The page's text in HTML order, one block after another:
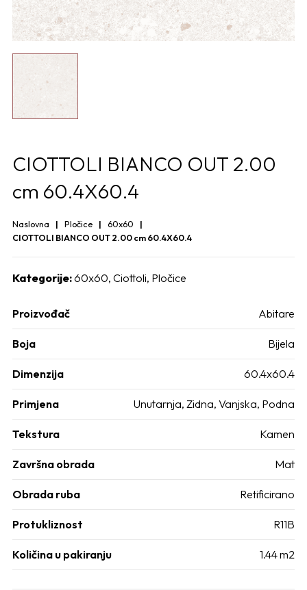
CIOTTOLI BIANCO OUT 2.00
cm 60.4X60.4
Naslovna Pločice
60x60
CIOTTOLI BIANCO OUT 2.00 cm 60.4X60.4
Kategorije:60x60, Ciottoli, Pločice
Proizvođač Abitare
Boja Bijela
Dimenzija 60.4x60.4
Primjena Unutarnja, Zidna, Vanjska, Podna
Tekstura Kamen
Završna obrada Mat
Obrada ruba Retificirano
Protukliznost R11B
Količina u pakiranju 1.44 m2